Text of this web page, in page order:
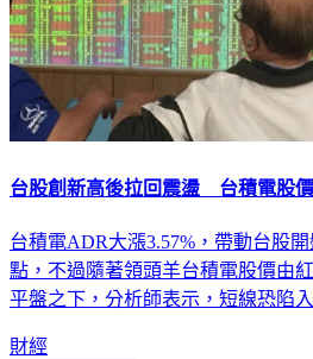
台股創新高後拉回震盪 台積電股
台積電ADR大漲3.57%，帶動台股
點，不過隨著領頭羊台積電股價由
平盤之下，分析師表示，短線恐陷
財經